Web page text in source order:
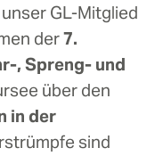
GL-Mitglied
der7.
, Spreng- und
über den
in der
sind